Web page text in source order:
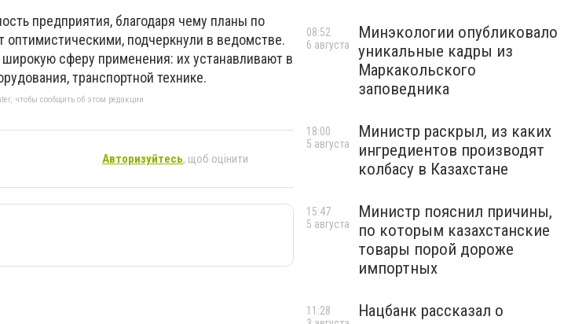
предприятия, благодаря чему планы по
оптимистическими, подчеркнули в ведомстве.
сферу применения: их устанавливают в
транспортной технике.
чтобы сообщить об этом редакции
Авторизуйтесь, щоб оцінити
Минэкологии опубликовало
уникальные кадры из
Маркакольского
заповедника
08:52
6 августа
Министр раскрыл, из каких
ингредиентов производят
колбасу в Казахстане
18:00
5 августа
Министр пояснил причины,
по которым казахстанские
товары порой дороже
импортных
15:47
5 августа
Нацбанк рассказал о
11:28